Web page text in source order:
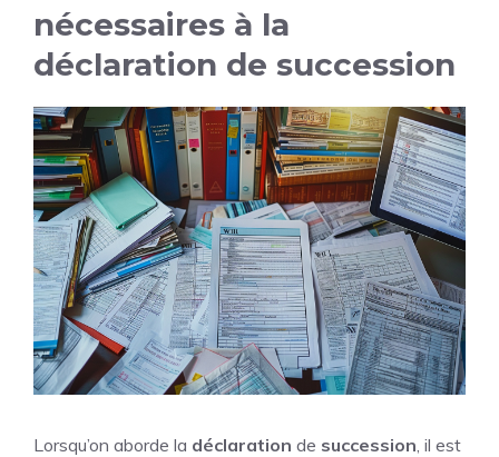
nécessaires à la
déclaration de succession
Lorsqu’on aborde la déclaration de succession , il est